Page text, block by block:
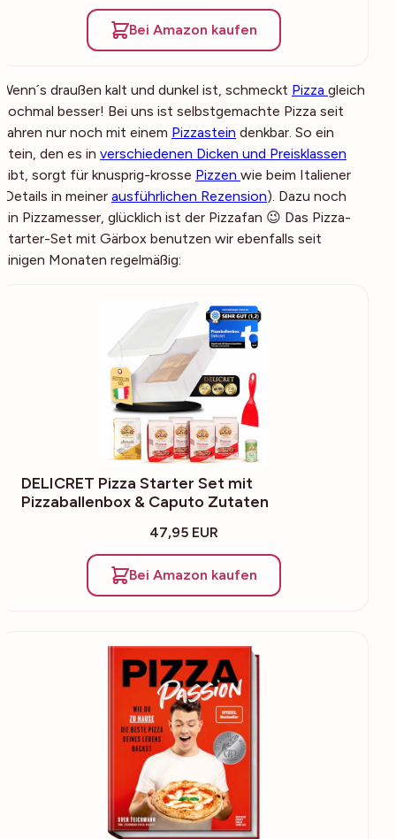
Bei Amazon kaufen
Wenn´s draußen kalt und dunkel ist, schmeckt Pizza gleich
nochmal besser! Bei uns ist selbstgemachte Pizza seit
Jahren nur noch mit einem Pizzastein denkbar. So ein
Stein, den es in verschiedenen Dicken und Preisklassen
gibt, sorgt für knusprig-krosse Pizzen wie beim Italiener
(Details in meiner ausführlichen Rezension). Dazu noch
ein Pizzamesser, glücklich ist der Pizzafan 😉 Das Pizza-
Starter-Set mit Gärbox benutzen wir ebenfalls seit
einigen Monaten regelmäßig:
DELICRET Pizza Starter Set mit
Pizzaballenbox & Caputo Zutaten
47,95 EUR
Bei Amazon kaufen